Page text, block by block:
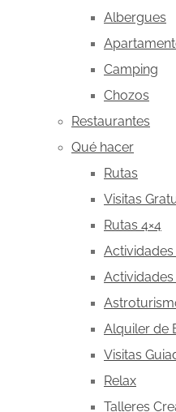
Albergues
Camping
Chozos
Restaurantes
Qué hacer
Rutas
Visitas
Rutas 4×4
Alquiler de
Visitas
Relax
Talleres